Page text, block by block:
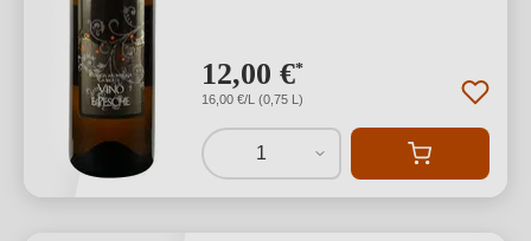
12,00 €*
16,00 €/L (0,75 L)
1